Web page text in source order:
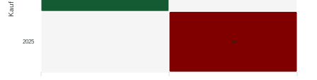
2025
Kauf
-61